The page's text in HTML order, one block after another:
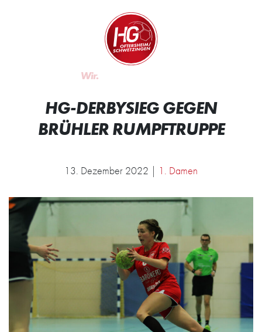
Zur Startseite
Wir.
HG-DERBYSIEG GEGEN
BRÜHLER RUMPFTRUPPE
13. Dezember 2022 | 1. Damen